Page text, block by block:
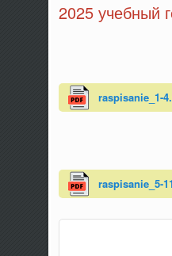
2025 учебный
raspisanie_1-
raspisanie_5-